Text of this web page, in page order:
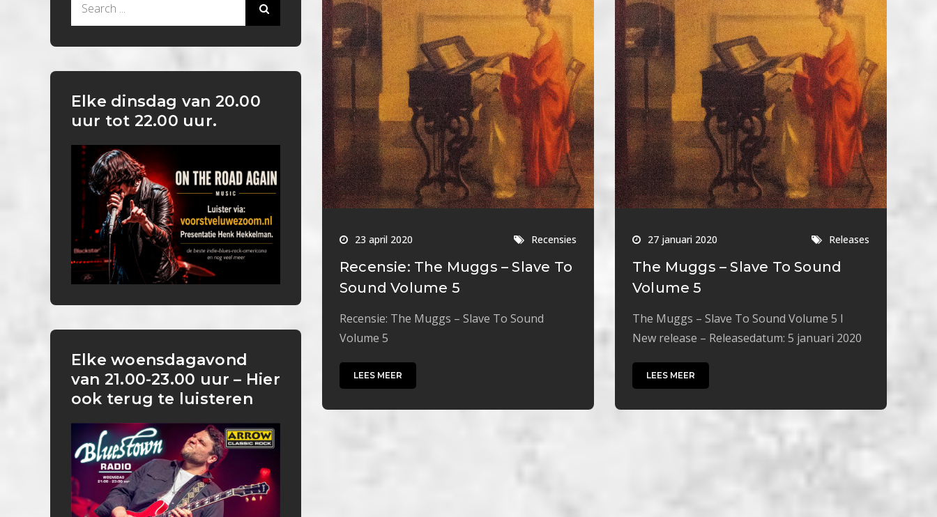
23 april 2020 Recensies
Recensie: The Muggs – Slave To
Sound Volume 5
Recensie: The Muggs – Slave To Sound
Volume 5
LEES MEER
27 januari 2020 Releases
The Muggs – Slave To Sound
Volume 5
The Muggs – Slave To Sound Volume 5 I
New release – Releasedatum: 5 januari 2020
LEES MEER
Elke dinsdag van 20.00
uur tot 22.00 uur.
Elke woensdagavond
van 21.00-23.00 uur – Hier
ook terug te luisteren